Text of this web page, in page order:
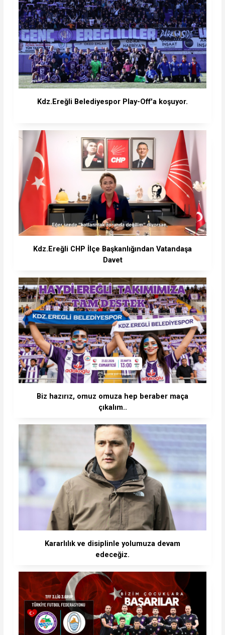
Kdz.Ereğli Belediyespor Play-Off'a koşuyor.
Kdz.Ereğli CHP İlçe Başkanlığından Vatandaşa
Davet
Biz hazırız, omuz omuza hep beraber maça
çıkalım..
Kararlılık ve disiplinle yolumuza devam
edeceğiz.